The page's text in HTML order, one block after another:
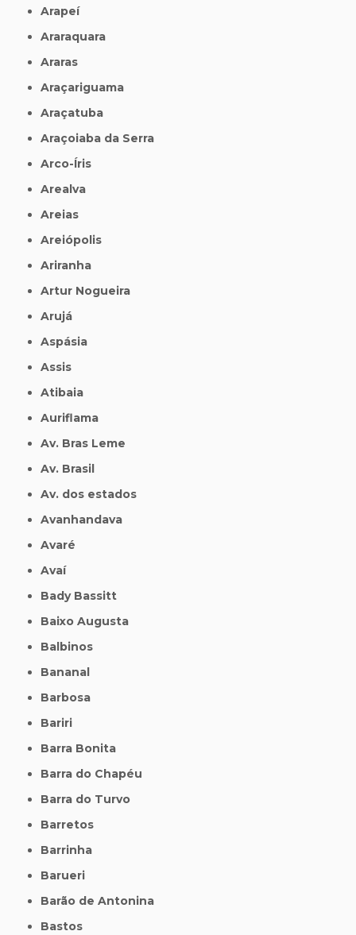
Arapeí
Araraquara
Araras
Araçariguama
Araçatuba
Araçoiaba da Serra
Arco-Íris
Arealva
Areias
Areiópolis
Ariranha
Artur Nogueira
Arujá
Aspásia
Assis
Atibaia
Auriflama
Av. Bras Leme
Av. Brasil
Av. dos estados
Avanhandava
Avaré
Avaí
Bady Bassitt
Baixo Augusta
Balbinos
Bananal
Barbosa
Bariri
Barra Bonita
Barra do Chapéu
Barra do Turvo
Barretos
Barrinha
Barueri
Barão de Antonina
Bastos